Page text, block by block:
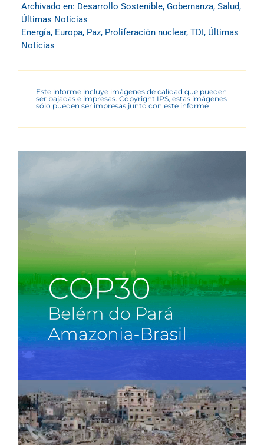
Archivado en: Desarrollo Sostenible, Gobernanza, Salud,
Últimas Noticias
Energía, Europa, Paz, Proliferación nuclear, TDI , Últimas
Noticias
Este informe incluye imágenes de calidad que pueden
ser bajadas e impresas. Copyright IPS, estas imágenes
sólo pueden ser impresas junto con este informe